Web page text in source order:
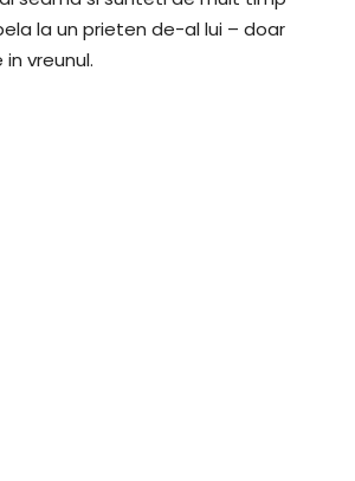
la un prieten de-al lui – doar
vreunul.